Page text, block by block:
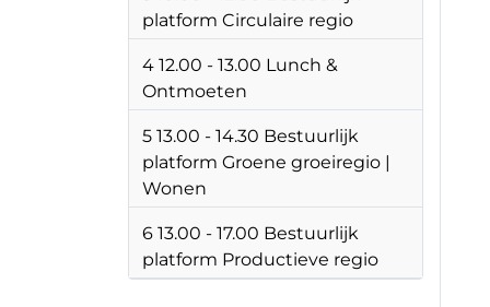
platform Circulaire regio
4 12.00 - 13.00 Lunch &
Ontmoeten
5 13.00 - 14.30 Bestuurlijk
platform Groene groeiregio |
Wonen
6 13.00 - 17.00 Bestuurlijk
platform Productieve regio